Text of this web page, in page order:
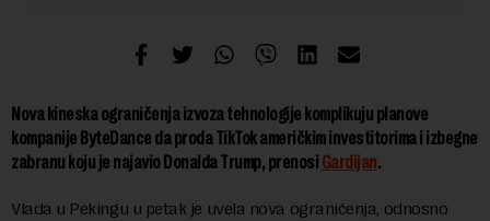
Nova kineska ograničenja izvoza tehnologije komplikuju planove
kompanije ByteDance da proda TikTok američkim investitorima i izbegne
zabranu koju je najavio Donalda Trump, prenosi Gardijan.
Vlada u Pekingu u petak je uvela nova ograničenja, odnosno